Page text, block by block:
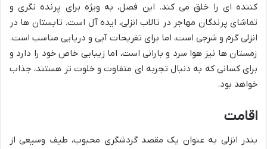
کننده ای را خلق می کند. این فصل، به ویژه برای پرنده نگری و
تماشای پرندگان مهاجر در تالاب انزلی، ایده آل است. تابستان ها در
انزلی گرم و شرجی است، اما برای تفریحات آبی و دریایی مناسب است.
زمستان ها نیز هوا سرد و بارانی است، اما زیبایی خاص خود را دارد و
برای کسانی که به دنبال تجربه ای متفاوت و خلوت تر هستند، جذاب
خواهد بود.
اقامت
بندر انزلی به عنوان یک مقصد گردشگری محبوب، طیف وسیعی از